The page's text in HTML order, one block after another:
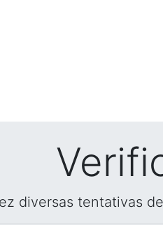
diversas tentativas